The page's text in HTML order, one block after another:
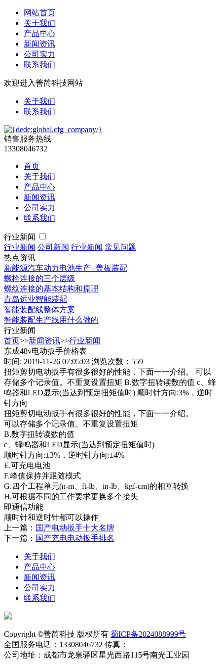
网站首页
关于我们
产品中心
新闻资讯
公司实力
联系我们
欢迎进入善简科技网站
关于我们
联系我们
销售服务热线
13308046732
首页
关于我们
产品中心
新闻资讯
公司实力
联系我们
行业新闻
行业新闻 公司新闻 行业新闻 常见问题
热点资讯
新能源汽车动力电池生产--盖板装配
螺栓连接的三个层级
螺纹连接的基本结构和原理
青岛远业智能装配
智能装配线整体方案
智能装配生产线用什么做的
行业新闻
首页>>新闻资讯>>行业新闻
东成48v电动扳手价格表
时间: 2019-11-26 07:05:03 浏览次数：559
扭矩剪切电动扳手有很多很好的性能，下面一一介绍。 可以
存储多个记录值。不重复设置扭矩 B.数字扭转读数的值 c、蜂
鸣器和LED显示(当达到预定扭矩值时) 顺时针方向:3%，逆时
针方向
扭矩剪切电动扳手有很多很好的性能，下面一一介绍。
可以存储多个记录值。不重复设置扭矩
B.数字扭转读数的值
c、蜂鸣器和LED显示(当达到预定扭矩值时)
顺时针方向:±3%，逆时针方向:±4%
E.可充电电池
F.峰值保持并跟随模式
G.四个工程单元(n-m、ft-lb、in-lb、kgf-cm)的相互转换
H.可根据不同的工作要求更换多个接头
即通信功能
顺时针和逆时针都可以操作
上一篇： 国产电动扳手十大名牌
下一篇： 国产充电电动扳手排名
关于我们
产品中心
新闻资讯
公司实力
联系我们
Copyright ©善简科技 版权所有 蜀ICP备2024088999号
全国服务电话：13308046732 传真：
公司地址：成都市龙泉驿区星光西路115号南光工业园